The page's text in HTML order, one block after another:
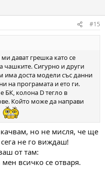
#15
дават грешка като се
чашките. Сигурно и други
има доста модели със данни
на програмата и ето ги.
БК, колона D тегло в
Който може да направи
но не мисля, че ще
не го виждаш!
от там:
всичко се отваря.